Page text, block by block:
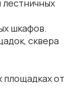
шкафов.
сквера
от